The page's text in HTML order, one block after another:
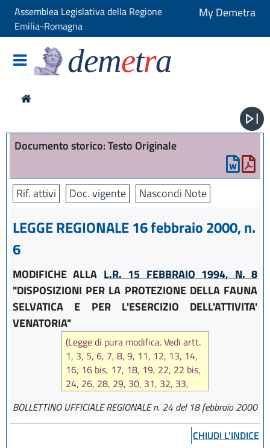
Assemblea Legislativa della Regione
Emilia-Romagna
My Demetra
demetra
Documento storico: Testo Originale
Rif. attivi Doc. vigente Nascondi Note
LEGGE REGIONALE 16 febbraio 2000, n.
6
MODIFICHE ALLA L.R. 15 FEBBRAIO 1994, N. 8
"DISPOSIZIONI PER LA PROTEZIONE DELLA FAUNA
SELVATICA E PER L'ESERCIZIO DELL'ATTIVITA'
VENATORIA"
(Legge di pura modifica. Vedi artt.
1, 3, 5, 6, 7, 8, 9, 11, 12, 13, 14,
16, 16 bis, 17, 18, 19, 22, 22 bis,
24, 26, 28, 29, 30, 31, 32, 33,
41, 43, 44, 44 bis, 45, 45 bis, 46,
48, 50, 51, 52, 53, 54, 55, 56,
BOLLETTINO UFFICIALE REGIONALE n. 24 del 18 febbraio 2000
CHIUDI L'INDICE